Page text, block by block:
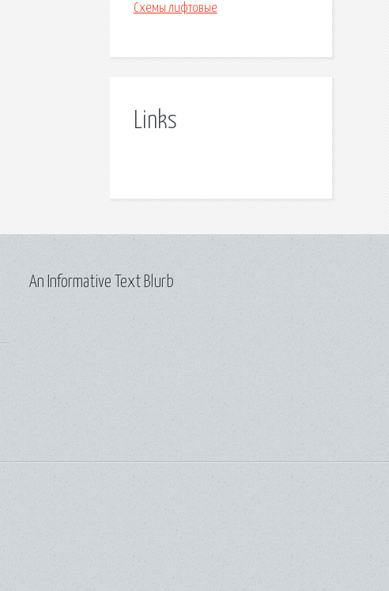
Схемы лифтовые
Links
An Informative Text Blurb